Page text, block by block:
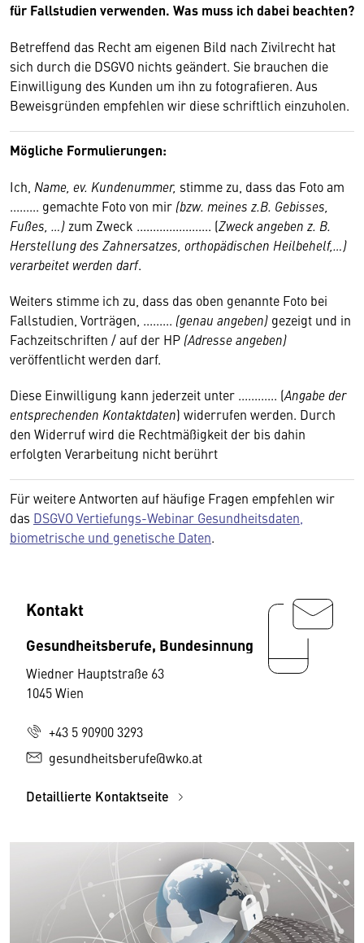
für Fallstudien verwenden. Was muss ich dabei beachten?
Betreffend das Recht am eigenen Bild nach Zivilrecht hat
sich durch die DSGVO nichts geändert. Sie brauchen die
Einwilligung des Kunden um ihn zu fotografieren. Aus
Beweisgründen empfehlen wir diese schriftlich einzuholen.
Mögliche Formulierungen:
Ich, Name, ev. Kundenummer, stimme zu, dass das Foto am
......... gemachte Foto von mir (bzw. meines z.B. Gebisses,
Fußes, …) zum Zweck ....................... (Zweck angeben z. B.
Herstellung des Zahnersatzes, orthopädischen Heilbehelf,…)
verarbeitet werden darf.
Weiters stimme ich zu, dass das oben genannte Foto bei
Fallstudien, Vorträgen, ......... (genau angeben) gezeigt und in
Fachzeitschriften / auf der HP (Adresse angeben)
veröffentlicht werden darf.
Diese Einwilligung kann jederzeit unter ............ (Angabe der
entsprechenden Kontaktdaten) widerrufen werden. Durch
den Widerruf wird die Rechtmäßigkeit der bis dahin
erfolgten Verarbeitung nicht berührt
Für weitere Antworten auf häufige Fragen empfehlen wir
das DSGVO Vertiefungs-Webinar Gesundheitsdaten,
biometrische und genetische Daten.
Kontakt
Gesundheitsberufe, Bundesinnung
Wiedner Hauptstraße 63
1045 Wien
+43 5 90900 3293
gesundheitsberufe@wko.at
Detaillierte Kontaktseite